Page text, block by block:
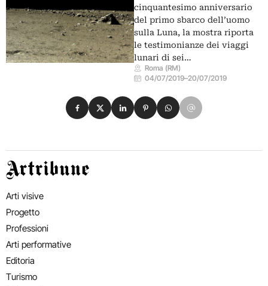
cinquantesimo anniversario
del primo sbarco dell’uomo
sulla Luna, la mostra riporta
le testimonianze dei viaggi
lunari di sei…
Roma (RM)
04/07/2019–20/07/2019
Condividi su Facebook
Condividi su X
Condividi su LinkedIn
Condividi su Pinterest
Condividi su WhatsApp
Condividi su Email
Artribune
Arti visive
Progetto
Professioni
Arti performative
Editoria
Turismo